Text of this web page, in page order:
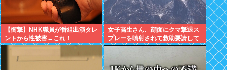
【衝撃】NHK職員が番組出演タレ
ントから性被害←これ！
女子高生さん、顔面にクマ撃退ス
プレーを噴射されて救助要請して
しまう